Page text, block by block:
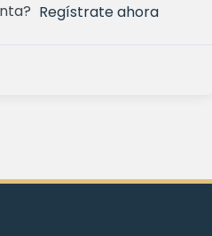
Regístrate ahora